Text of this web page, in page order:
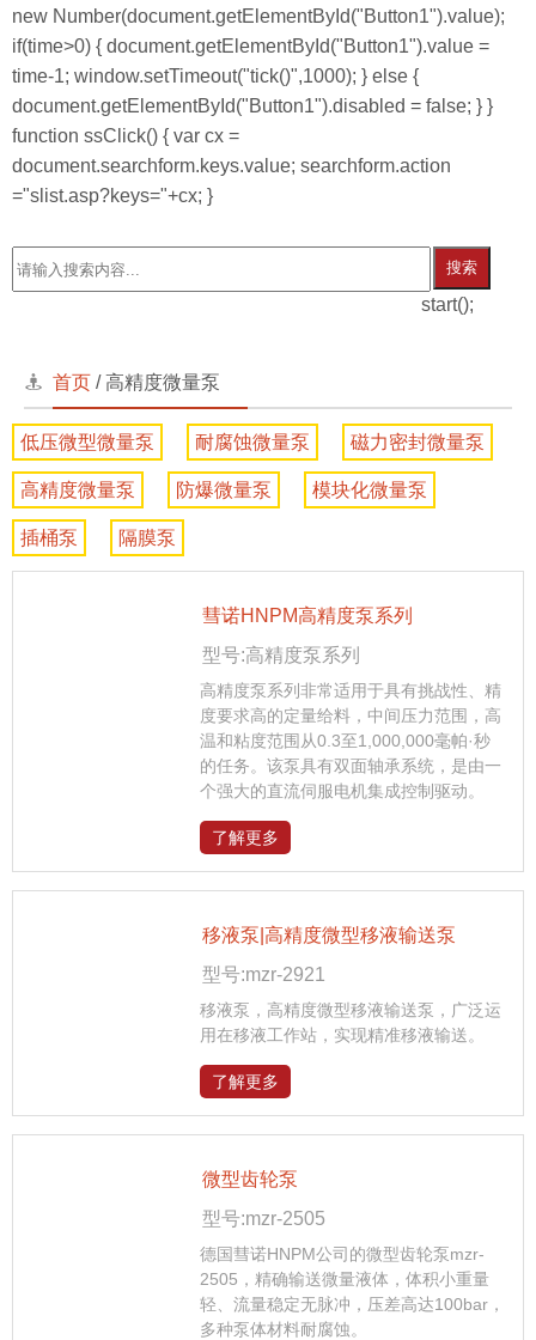
new Number(document.getElementById("Button1").value);
if(time>0) { document.getElementById("Button1").value =
time-1; window.setTimeout("tick()",1000); } else {
document.getElementById("Button1").disabled = false; } }
function ssClick() { var cx =
document.searchform.keys.value; searchform.action
="slist.asp?keys="+cx; }
搜索
start();
首页 /高精度微量泵
低压微型微量泵 耐腐蚀微量泵 磁力密封微量泵
高精度微量泵 防爆微量泵 模块化微量泵
插桶泵 隔膜泵
彗诺HNPM高精度泵系列
型号:高精度泵系列
高精度泵系列非常适用于具有挑战性、精
度要求高的定量给料，中间压力范围，高
温和粘度范围从0.3至1,000,000毫帕·秒
的任务。该泵具有双面轴承系统，是由一
个强大的直流伺服电机集成控制驱动。
了解更多
移液泵|高精度微型移液输送泵
型号:mzr-2921
移液泵，高精度微型移液输送泵，广泛运
用在移液工作站，实现精准移液输送。
了解更多
微型齿轮泵
型号:mzr-2505
德国彗诺HNPM公司的微型齿轮泵mzr-
2505，精确输送微量液体，体积小重量
轻、流量稳定无脉冲，压差高达100bar，
多种泵体材料耐腐蚀。